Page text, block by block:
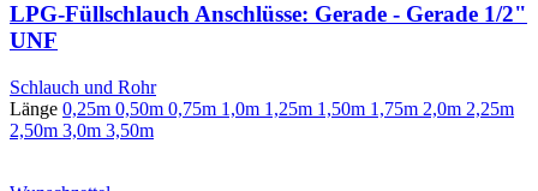
LPG-Füllschlauch Anschlüsse: Gerade - Gerade 1/2"
UNF
Schlauch und Rohr
Länge 0,25m 0,50m 0,75m 1,0m 1,25m 1,50m 1,75m 2,0m 2,25m
2,50m 3,0m 3,50m